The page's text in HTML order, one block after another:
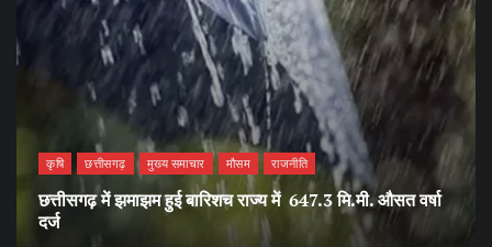
कृषि छत्तीसगढ़ मुख्य समाचार मौसम राजनीति
छत्तीसगढ़ में झमाझम हुई बारिशच राज्य में 647.3 मि.मी. औसत वर्षा
दर्ज